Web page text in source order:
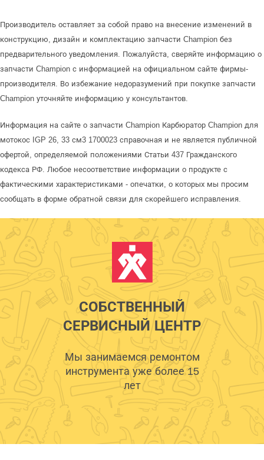
Производитель оставляет за собой право на внесение изменений в
конструкцию, дизайн и комплектацию запчасти Champion без
предварительного уведомления. Пожалуйста, сверяйте информацию о
запчасти Champion с информацией на официальном сайте фирмы-
производителя. Во избежание недоразумений при покупке запчасти
Champion уточняйте информацию у консультантов.
Информация на сайте о запчасти Champion Карбюратор Champion для
мотокос IGP 26, 33 см3 1700023 справочная и не является публичной
офертой, определяемой положениями Статьи 437 Гражданского
кодекса РФ. Любое несоответствие информации о продукте с
фактическими характеристиками - опечатки, о которых мы просим
сообщать в форме обратной связи для скорейшего исправления.
СОБСТВЕННЫЙ
СЕРВИСНЫЙ ЦЕНТР
Мы занимаемся ремонтом
инструмента уже более 15
лет